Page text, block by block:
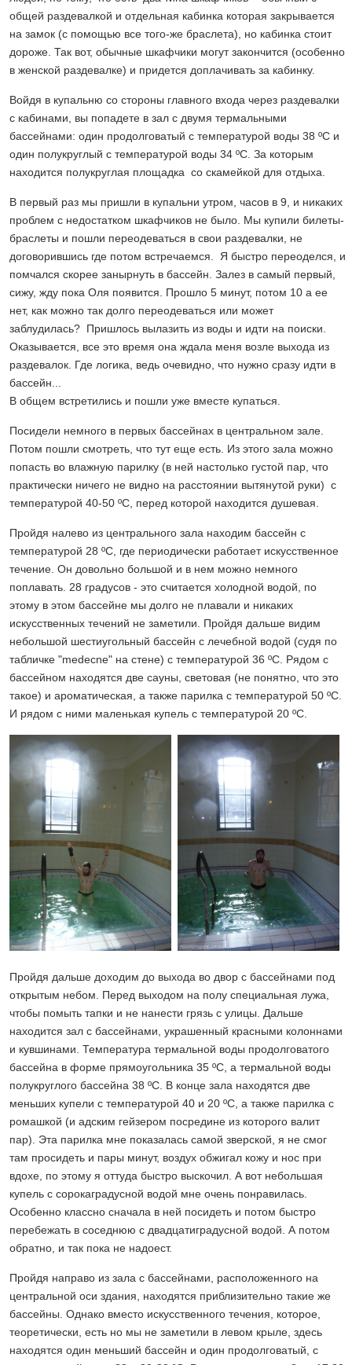
общей раздевалкой и отдельная кабинка которая закрывается
на замок (с помощью все того-же браслета), но кабинка стоит
дороже. Так вот, обычные шкафчики могут закончится (особенно
в женской раздевалке) и придется доплачивать за кабинку.
Войдя в купальню со стороны главного входа через раздевалки
с кабинами, вы попадете в зал с двумя термальными
бассейнами: один продолговатый с температурой воды 38 ºС и
один полукруглый с температурой воды 34 ºС. За которым
находится полукруглая площадка со скамейкой для отдыха.
В первый раз мы пришли в купальни утром, часов в 9, и никаких
проблем с недостатком шкафчиков не было. Мы купили билеты-
браслеты и пошли переодеваться в свои раздевалки, не
договорившись где потом встречаемся. Я быстро переоделся, и
помчался скорее занырнуть в бассейн. Залез в самый первый,
сижу, жду пока Оля появится. Прошло 5 минут, потом 10 а ее
нет, как можно так долго переодеваться или может
заблудилась? Пришлось вылазить из воды и идти на поиски.
Оказывается, все это время она ждала меня возле выхода из
раздевалок. Где логика, ведь очевидно, что нужно сразу идти в
бассейн...
В общем встретились и пошли уже вместе купаться.
Посидели немного в первых бассейнах в центральном зале.
Потом пошли смотреть, что тут еще есть. Из этого зала можно
попасть во влажную парилку (в ней настолько густой пар, что
практически ничего не видно на расстоянии вытянутой руки) с
температурой 40-50 ºС, перед которой находится душевая.
Пройдя налево из центрального зала находим бассейн с
температурой 28 ºС, где периодически работает искусственное
течение. Он довольно большой и в нем можно немного
поплавать. 28 градусов - это считается холодной водой, по
этому в этом бассейне мы долго не плавали и никаких
искусственных течений не заметили. Пройдя дальше видим
небольшой шестиугольный бассейн с лечебной водой (судя по
табличке "medecne" на стене) с температурой 36 ºС. Рядом с
бассейном находятся две сауны, световая (не понятно, что это
такое) и ароматическая, а также парилка с температурой 50 ºС.
И рядом с ними маленькая купель с температурой 20 ºС.
Пройдя дальше доходим до выхода во двор с бассейнами под
открытым небом. Перед выходом на полу специальная лужа,
чтобы помыть тапки и не нанести грязь с улицы. Дальше
находится зал с бассейнами, украшенный красными колоннами
и кувшинами. Температура термальной воды продолговатого
бассейна в форме прямоугольника 35 ºС, а термальной воды
полукруглого бассейна 38 ºС. В конце зала находятся две
меньших купели с температурой 40 и 20 ºС, а также парилка с
ромашкой (и адским гейзером посредине из которого валит
пар). Эта парилка мне показалась самой зверской, я не смог
там просидеть и пары минут, воздух обжигал кожу и нос при
вдохе, по этому я оттуда быстро выскочил. А вот небольшая
купель с сорокаградусной водой мне очень понравилась.
Особенно классно сначала в ней посидеть и потом быстро
перебежать в соседнюю с двадцатиградусной водой. А потом
обратно, и так пока не надоест.
Пройдя направо из зала с бассейнами, расположенного на
центральной оси здания, находятся приблизительно такие же
бассейны. Однако вместо искусственного течения, которое,
теоретически, есть но мы не заметили в левом крыле, здесь
находятся один меньший бассейн и один продолговатый, с